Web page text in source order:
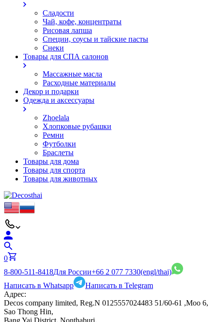
Сладости
Чай, кофе, концентраты
Рисовая лапша
Специи, соусы и тайские пасты
Снеки
Товары для СПА салонов
Массажные масла
Расходные материалы
Декор и подарки
Одежда и аксессуары
Zhoelala
Хлопковые рубашки
Ремни
Футболки
Браслеты
Товары для дома
Товары для спорта
Товары для животных
0
8-800-511-8418Для России+66 2 077 7330(engl/thai)
Написать в Whatsapp
Написать в Telegram
Адрес:
Decos company limited, Reg.N 0125557024483 51/60-61 ,Moo 6,
Sao Thong Hin,
Bang Yai District, Nonthaburi,